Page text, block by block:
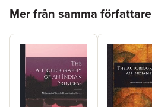
Mer från samma författare